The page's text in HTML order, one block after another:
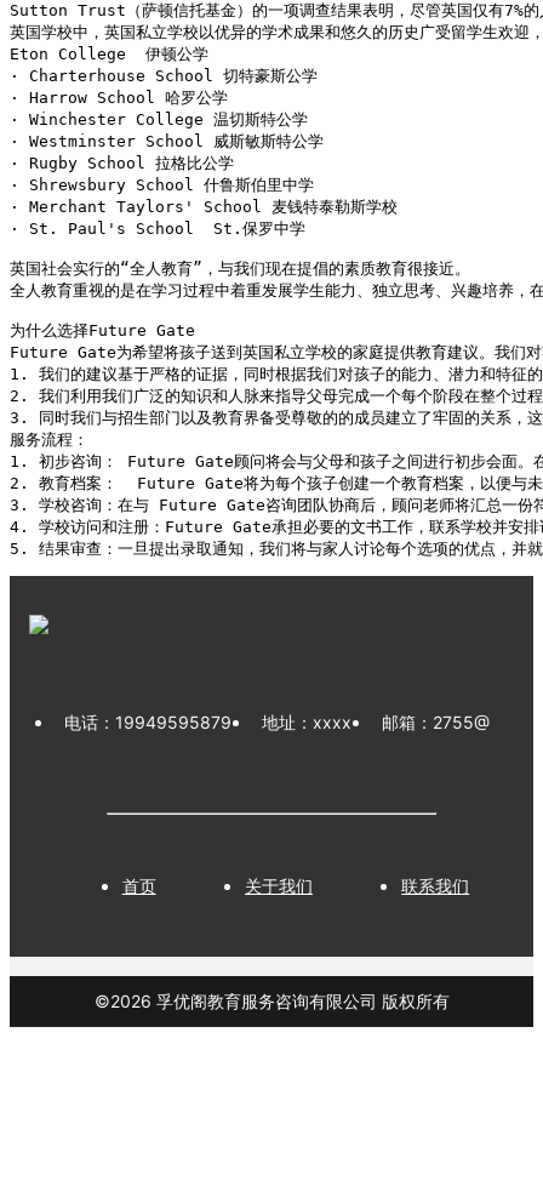
Sutton Trust（萨顿信托基金）的一项调查结果表明，尽管英国仅有7%的
英国学校中，英国私立学校以优异的学术成果和悠久的历史广受留学生欢
Eton College  伊顿公学
· Charterhouse School 切特豪斯公学
· Harrow School 哈罗公学
· Winchester College 温切斯特公学
· Westminster School 威斯敏斯特公学
· Rugby School 拉格比公学
· Shrewsbury School 什鲁斯伯里中学
· Merchant Taylors' School 麦钱特泰勒斯学校
· St. Paul's School  St.保罗中学
英国社会实行的“全人教育”，与我们现在提倡的素质教育很接近。
全人教育重视的是在学习过程中着重发展学生能力、独立思考、兴趣培养，
为什么选择Future Gate
Future Gate为希望将孩子送到英国私立学校的家庭提供教育建议。我们
1. 我们的建议基于严格的证据，同时根据我们对孩子的能力、潜力和特征
2. 我们利用我们广泛的知识和人脉来指导父母完成一个每个阶段在整个过
3. 同时我们与招生部门以及教育界备受尊敬的的成员建立了牢固的关系，
服务流程：
1. 初步咨询： Future Gate顾问将会与父母和孩子之间进行初步会面。
2. 教育档案：  Future Gate将为每个孩子创建一个教育档案，以便与
3. 学校咨询：在与 Future Gate咨询团队协商后，顾问老师将汇总一份
4. 学校访问和注册：Future Gate承担必要的文书工作，联系学校并安排
5. 结果审查：一旦提出录取通知，我们将与家人讨论每个选项的优点，并
电话： 19949595879 地址：xxxx 邮箱： 2755@
首页 关于我们 联系我们
©2026 孚优阁教育服务咨询有限公司 版权所有